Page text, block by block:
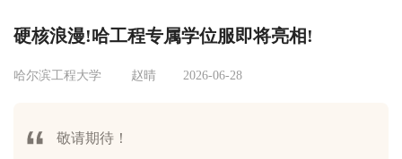
硬核浪漫!哈工程专属学位服即将亮相!
哈尔滨工程大学 赵晴 2026-06-28
敬请期待！